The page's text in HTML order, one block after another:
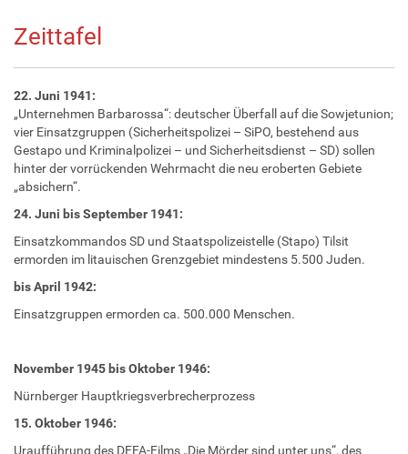
Zeittafel
22. Juni 1941:
„Unternehmen Barbarossa“: deutscher Überfall auf die Sowjetunion;
vier Einsatzgruppen (Sicherheitspolizei – SiPO, bestehend aus
Gestapo und Kriminalpolizei – und Sicherheitsdienst – SD) sollen
hinter der vorrückenden Wehrmacht die neu eroberten Gebiete
„absichern“.
24. Juni bis September 1941:
Einsatzkommandos SD und Staatspolizeistelle (Stapo) Tilsit
ermorden im litauischen Grenzgebiet mindestens 5.500 Juden.
bis April 1942:
Einsatzgruppen ermorden ca. 500.000 Menschen.
November 1945 bis Oktober 1946:
Nürnberger Hauptkriegsverbrecherprozess
15. Oktober 1946:
Uraufführung des DEFA-Films „Die Mörder sind unter uns“, des